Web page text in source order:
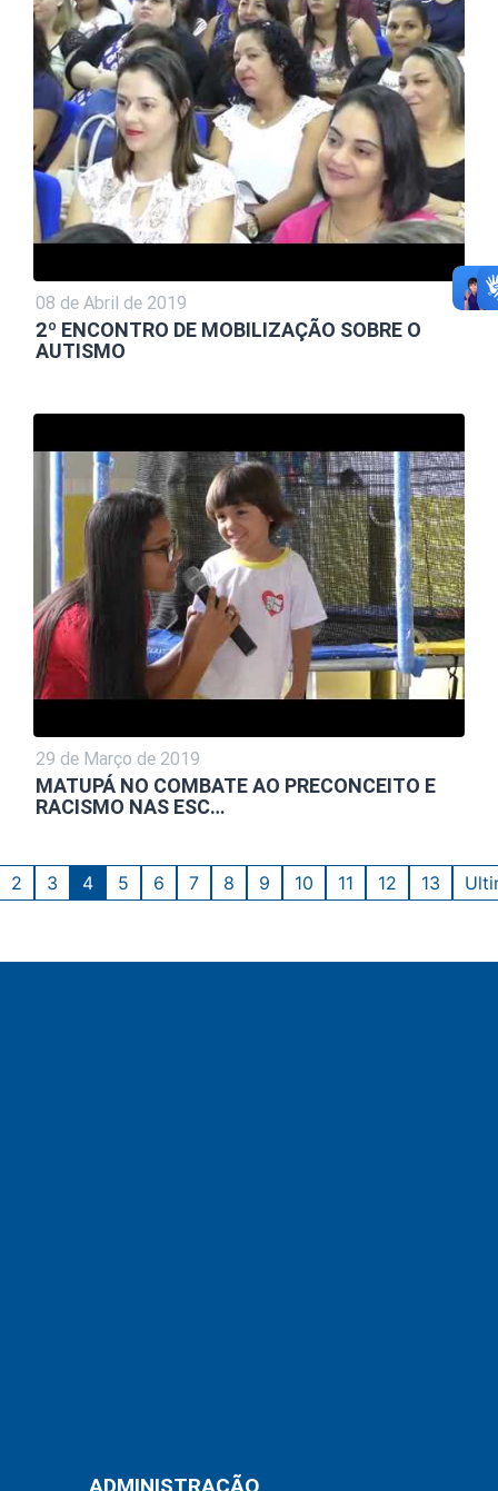
08 de Abril de 2019
2º ENCONTRO DE MOBILIZAÇÃO SOBRE O
AUTISMO
29 de Março de 2019
MATUPÁ NO COMBATE AO PRECONCEITO E
RACISMO NAS ESC…
2 3 4 5 6 7 8 9 10 11 12 13
ADMINISTRAÇÃO